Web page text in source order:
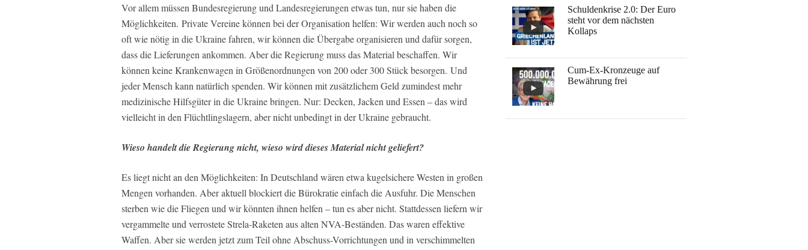
Vor allem müssen Bundesregierung und Landesregierungen etwas tun, nur sie haben die
Möglichkeiten. Private Vereine können bei der Organisation helfen: Wir werden auch noch so
oft wie nötig in die Ukraine fahren, wir können die Übergabe organisieren und dafür sorgen,
dass die Lieferungen ankommen. Aber die Regierung muss das Material beschaffen. Wir
können keine Krankenwagen in Größenordnungen von 200 oder 300 Stück besorgen. Und
jeder Mensch kann natürlich spenden. Wir können mit zusätzlichem Geld zumindest mehr
medizinische Hilfsgüter in die Ukraine bringen. Nur: Decken, Jacken und Essen – das wird
vielleicht in den Flüchtlingslagern, aber nicht unbedingt in der Ukraine gebraucht.
Wieso handelt die Regierung nicht, wieso wird dieses Material nicht geliefert?
Es liegt nicht an den Möglichkeiten: In Deutschland wären etwa kugelsichere Westen in großen
Mengen vorhanden. Aber aktuell blockiert die Bürokratie einfach die Ausfuhr. Die Menschen
sterben wie die Fliegen und wir könnten ihnen helfen – tun es aber nicht. Stattdessen liefern wir
vergammelte und verrostete Strela-Raketen aus alten NVA-Beständen. Das waren effektive
Waffen. Aber sie werden jetzt zum Teil ohne Abschuss-Vorrichtungen und in verschimmelten
Schuldenkrise 2.0: Der Euro
steht vor dem nächsten
Kollaps
Cum-Ex-Kronzeuge auf
Bewährung frei